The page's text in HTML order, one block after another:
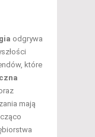
odgrywa
które
mają